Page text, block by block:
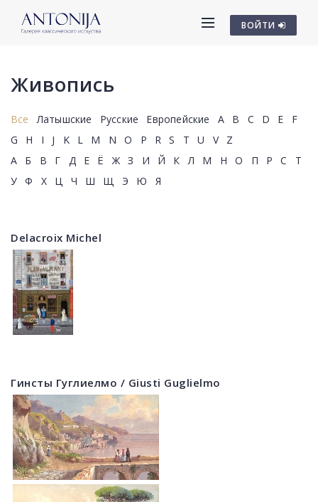
ВОЙТИ
Живопись
Все Латышские Русские Европейские A B C D E
F
G
H I J K L M N O P R S T U V
Z
А
Б В Г Д Е Ё Ж З И Й К Л М Н О П Р С
Т
У
Ф Х Ц Ч Ш Щ Э Ю Я
Delacroix Michel
Гинсты Гуглиелмо / Giusti Guglielmo